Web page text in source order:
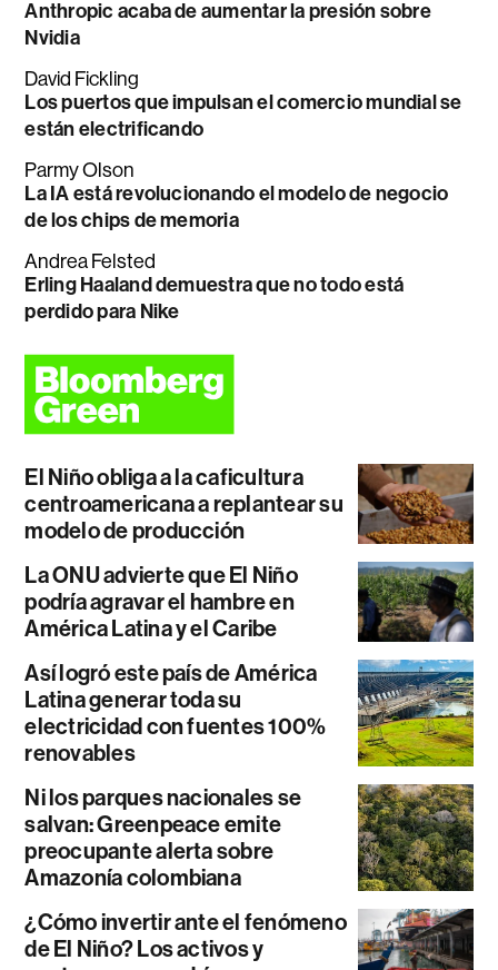
Anthropic acaba de aumentar la presión sobre
Nvidia
David Fickling
Los puertos que impulsan el comercio mundial se
están electrificando
Parmy Olson
La IA está revolucionando el modelo de negocio
de los chips de memoria
Andrea Felsted
Erling Haaland demuestra que no todo está
perdido para Nike
El Niño obliga a la caficultura
centroamericana a replantear su
modelo de producción
La ONU advierte que El Niño
podría agravar el hambre en
América Latina y el Caribe
Así logró este país de América
Latina generar toda su
electricidad con fuentes 100%
renovables
Ni los parques nacionales se
salvan: Greenpeace emite
preocupante alerta sobre
Amazonía colombiana
¿Cómo invertir ante el fenómeno
de El Niño? Los activos y